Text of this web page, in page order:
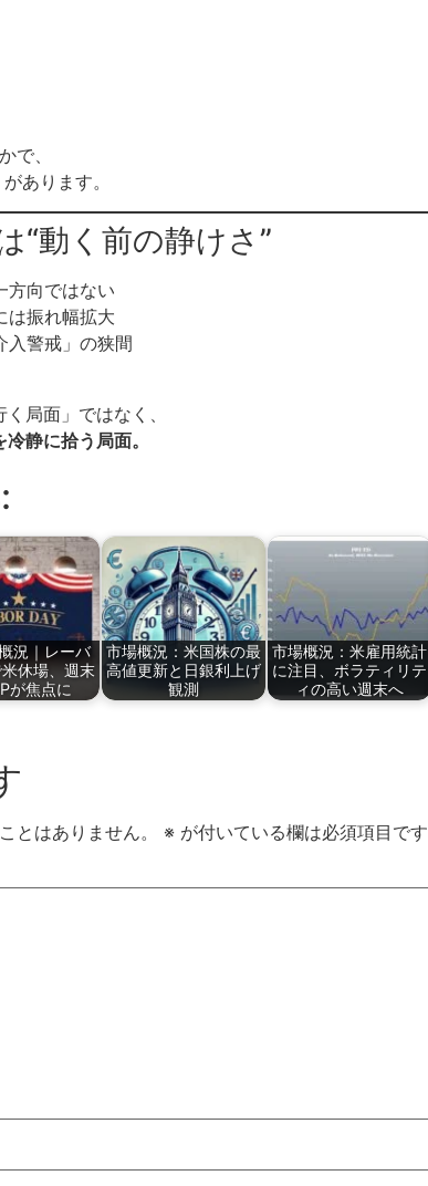
で、
があります。
“動く前の静けさ”
向ではない
振れ幅拡大
警戒」の狭間
局面」ではなく、
静に拾う局面。
況｜レーバ
休場、週末
が焦点に
市場概況：米国株の最
高値更新と日銀利上げ
観測
市場概況：米雇用統計
に注目、ボラティリテ
ィの高い週末へ
とはありません。 ※ が付いている欄は必須項目です